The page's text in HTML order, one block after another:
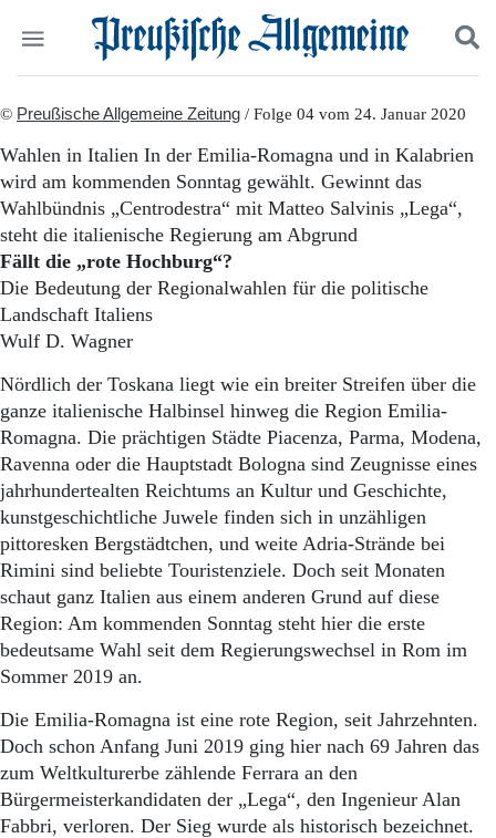
Start
Wer wir sind
Aktuelle Ausgabe
Abonnenten-Login
Abonnent werden
Abo Prämien
Archiv
Mediadaten
Politik
Wirtschaft
Panorama
Gesellschaft
Leben
Geschichte
Ostpreußen
Danzig und Westpreußen
Bücher
Kontakt
Datenschutz
Suchen und finden
© Preußische Allgemeine Zeitung / Folge 04 vom 24. Januar 2020
Wahlen in Italien In der Emilia-Romagna und in Kalabrien
wird am kommenden Sonntag gewählt. Gewinnt das
Wahlbündnis „Centrodestra“ mit Matteo Salvinis „Lega“,
steht die italienische Regierung am Abgrund
Fällt die „rote Hochburg“?
Die Bedeutung der Regionalwahlen für die politische
Landschaft Italiens
Wulf D. Wagner
Nördlich der Toskana liegt wie ein breiter Streifen über die
ganze italienische Halbinsel hinweg die Region Emilia-
Romagna. Die prächtigen Städte Piacenza, Parma, Modena,
Ravenna oder die Hauptstadt Bologna sind Zeugnisse eines
jahrhundertealten Reichtums an Kultur und Geschichte,
kunstgeschichtliche Juwele finden sich in unzähligen
pittoresken Bergstädtchen, und weite Adria-Strände bei
Rimini sind beliebte Touristenziele. Doch seit Monaten
schaut ganz Italien aus einem anderen Grund auf diese
Region: Am kommenden Sonntag steht hier die erste
bedeutsame Wahl seit dem Regierungswechsel in Rom im
Sommer 2019 an.
Die Emilia-Romagna ist eine rote Region, seit Jahrzehnten.
Doch schon Anfang Juni 2019 ging hier nach 69 Jahren das
zum Weltkulturerbe zählende Ferrara an den
Bürgermeisterkandidaten der „Lega“, den Ingenieur Alan
Fabbri, verloren. Der Sieg wurde als historisch bezeichnet.